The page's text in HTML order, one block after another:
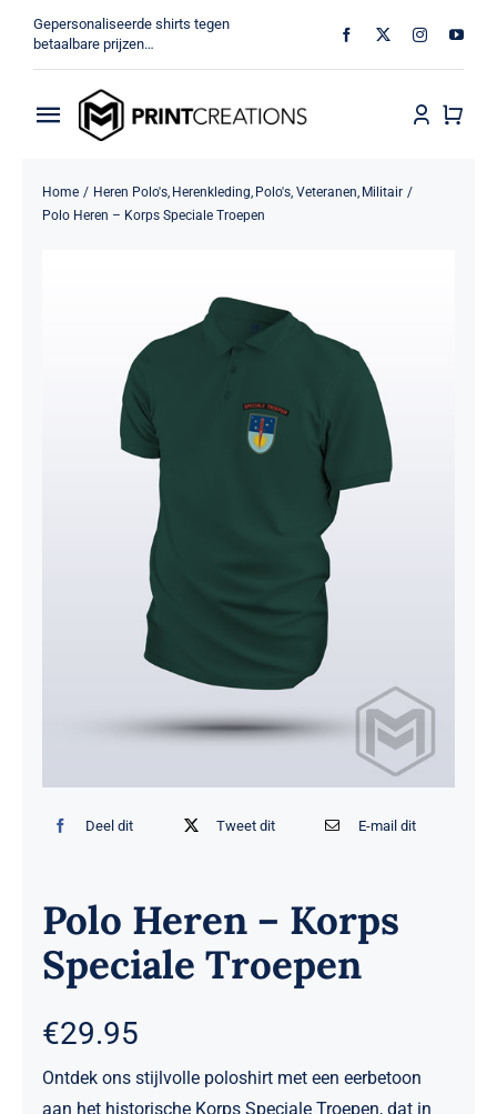
naar
inhoud
Gepersonaliseerde shirts tegen
betaalbare prijzen…
Toggle
Home
MV Print Creations
Home Heren Polo's Herenkleding Polo's Veteranen Militair
Polo Heren – Korps Speciale Troepen
Deel dit Tweet dit E-mail dit
Polo Heren – Korps
Speciale Troepen
€29.95
Ontdek ons stijlvolle poloshirt met een eerbetoon
aan het historische Korps Speciale Troepen, dat in